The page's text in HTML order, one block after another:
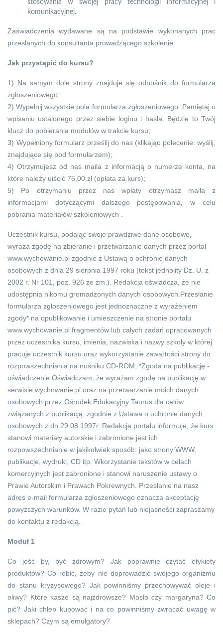
stosowania w swojej pracy technologii informacyjnej i
komunikacyjnej.
Zaświadczenia wydawane są na podstawie wykonanych prac
przesłanych do konsultanta prowadzącego szkolenie.
Jak przystąpić do kursu?
1) Na samym dole strony znajduje się odnośnik do formularza
zgłoszeniowego;
2) Wypełnij wszystkie pola formularza zgłoszeniowego. Pamiętaj o
wpisaniu ustalonego przez siebie loginu i hasła. Będzie to Twój
klucz do pobierania modułów w trakcie kursu;
3) Wypełniony formularz prześlij do nas (klikając polecenie: wyślij,
znajdujące się pod formularzem);
4) Otrzymujesz od nas maila z informacją o numerze konta, na
które należy uiścić 75,00 zł (opłata za kurs);
5) Po otrzymaniu przez nas wpłaty otrzymasz maila z
informacjami dotyczącymi dalszego postępowania, w celu
pobrania materiałów szkoleniowych .
Uczestnik kursu, podając swoje prawdziwe dane osobowe,
wyraża zgodę na zbieranie i przetwarzanie danych przez portal
www.wychowanie.pl zgodnie z Ustawą o ochronie danych
osobowych z dnia 29 sierpnia 1997 roku (tekst jednolity Dz. U. z
2002 r. Nr 101, poz. 926 ze zm.). Redakcja oświadcza, że nie
udostępnia nikomu gromadzonych danych osobowych.Przesłanie
formularza zgłoszeniowego jest jednoznaczne z wyrażeniem
zgody* na opublikowanie i umieszczenie na stronie portalu
www.wychowanie.pl fragmentów lub całych zadań opracowanych
przez uczestnika kursu, imienia, nazwiska i nazwy szkoły w której
pracuje uczestnik kursu oraz wykorzystanie zawartości strony do
rozpowszechniania na nośniku CD-ROM; *Zgoda na publikację -
oświadczenie Oświadczam, że wyrażam zgodę na publikację w
serwisie wychowanie.pl oraz na przetwarzanie moich danych
osobowych przez Ośrodek Edukacyjny Taurus dla celów
związanych z publikacją, zgodnie z Ustawa o ochronie danych
osobowych z dn.29.08.1997r. Redakcja portalu informuje, że kurs
stanowi materiały autorskie i zabronione jest ich
rozpowszechnianie w jakikolwiek sposób: jako strony WWW,
publikacje, wydruki, CD itp. Wkorzystanie tekstów w celach
komercyjnych jest zabronione i stanowi naruszenie ustawy o
Prawie Autorskim i Prawach Pokrewnych. Przesłanie na nasz
adres e-mail formularza zgłoszeniowego oznacza akceptację
powyższych warunków. W razie pytań lub niejasności zapraszamy
do kontaktu z redakcją.
Moduł 1
Co jeść by, być zdrowym? Jak poprawnie czytać etykiety
produktów? Co robić, żeby nie doprowadzić swojego organizmu
do stanu kryzysowego? Jak powinniśmy przechowywać oleje i
oliwy? Które kasze są najzdrowsze? Masło czy margaryna? Co
pić? Jaki chleb kupować i na co powinniśmy zwracać uwagę w
sklepach? Czym są emulgatory?